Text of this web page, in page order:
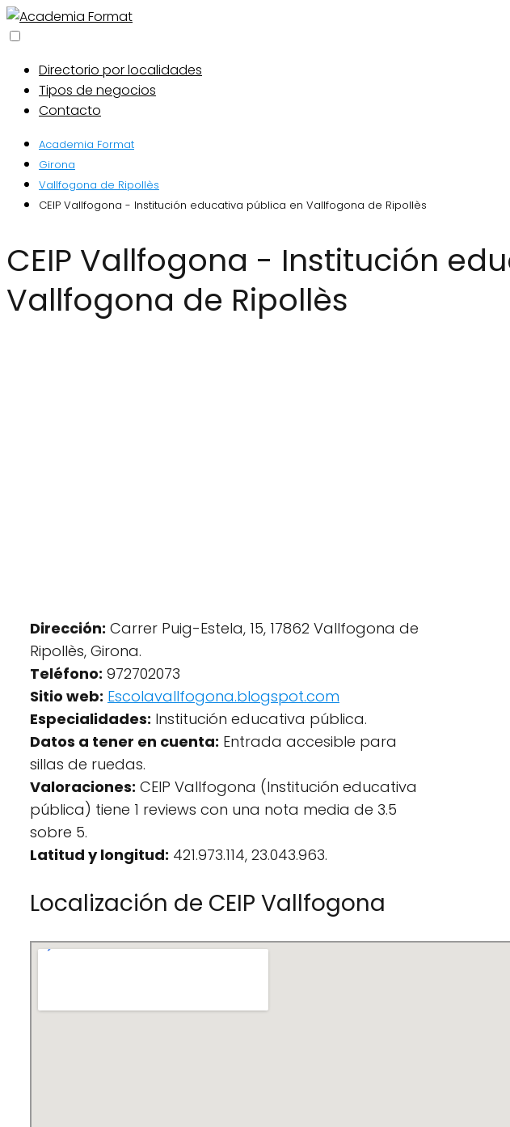
Directorio por localidades
Tipos de negocios
Contacto
Academia Format
Girona
Vallfogona de Ripollès
CEIP Vallfogona - Institución educativa pública en Vallfogona de Ripollès
CEIP Vallfogona - Institución educativa pública en
Vallfogona de Ripollès
Dirección: Carrer Puig-Estela, 15, 17862 Vallfogona de
Ripollès, Girona.
Teléfono: 972702073
Sitio web: Escolavallfogona.blogspot.com
Especialidades: Institución educativa pública.
Datos a tener en cuenta: Entrada accesible para
sillas de ruedas.
Valoraciones: CEIP Vallfogona (Institución educativa
pública) tiene 1 reviews con una nota media de 3.5
sobre 5.
Latitud y longitud: 421.973.114, 23.043.963.
Localización de CEIP Vallfogona